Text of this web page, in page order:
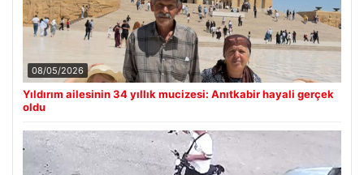
08/05/2026
Yıldırım ailesinin 34 yıllık mucizesi: Anıtkabir hayali gerçek
oldu